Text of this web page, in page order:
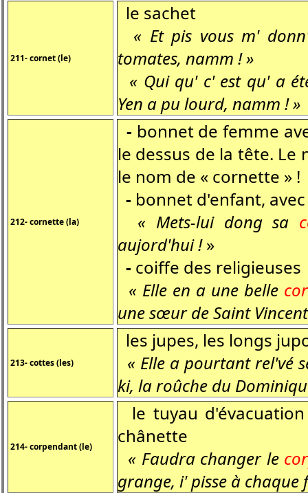
211- cornet (le)
le sachet
« Et pis vous m'
tomates, namm ! »
« Qui qu' c' est qu' a
Yen a pu lourd, namm ! »
212- cornette (la)
- bonnet de femme
le dessus de la tête.
le nom de « cornette » !
- bonnet d'enfant,
« Mets-lui dong sa
aujord'hui !»
- coiffe des religieuses
« Elle en a une belle
une sœur de Saint
213- cottes (les)
les jupes, les longs
« Elle a pourtant rel'vé
ki, la roûche du
214- corpendant (le)
le tuyau
chânette
« Faudra changer le
grange, i' pisse à